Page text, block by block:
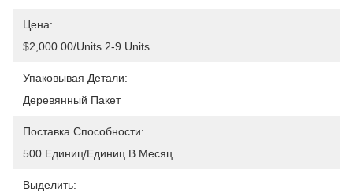
Цена:
$2,000.00/units 2-9 Units
Упаковывая Детали:
Деревянный Пакет
Поставка Способности:
500 Единиц/единиц В Месяц
Выделить: